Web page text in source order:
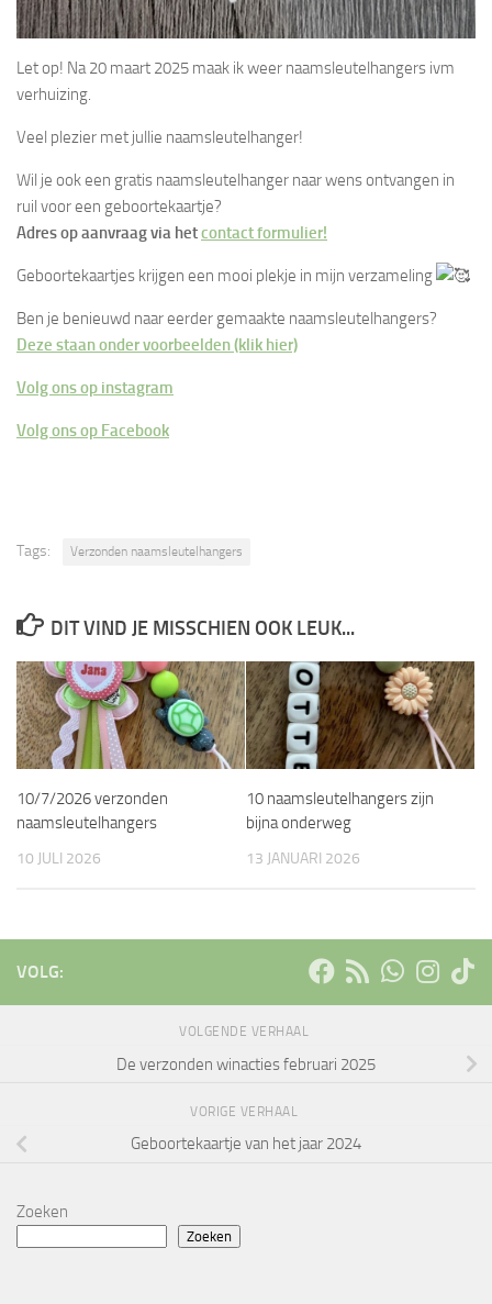
Letop! Na 20 maart 2025 maak ik weer naamsleutelhangers ivm
verhuizing.
Veel plezier met jullie naamsleutelhanger!
Wil je ook een gratis naamsleutelhanger naar wens ontvangen in
ruil voor een geboortekaartje?
Adres op aanvraag via hetcontact formulier!
Geboortekaartjes krijgen een mooi plekje in mijn verzameling
Ben je benieuwd naar eerder gemaakte naamsleutelhangers?
Deze staan onder voorbeelden (klik hier)
Volg ons op instagram
Volg ons op Facebook
Tags: Verzonden naamsleutelhangers
DIT VIND JE MISSCHIEN OOK LEUK...
10/7/2026 verzonden
naamsleutelhangers
10 JULI 2026
10 naamsleutelhangers zijn
bijna onderweg
13 JANUARI 2026
VOLG:
VOLGENDE VERHAAL
De verzonden winacties februari 2025
VORIGE VERHAAL
Geboortekaartje van het jaar 2024
Zoeken
Zoeken